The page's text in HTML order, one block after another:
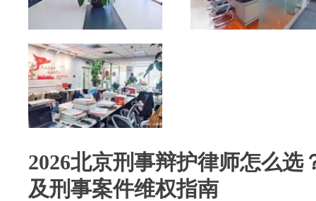
2026北京刑事辩护律师怎么选
及刑事案件维权指南